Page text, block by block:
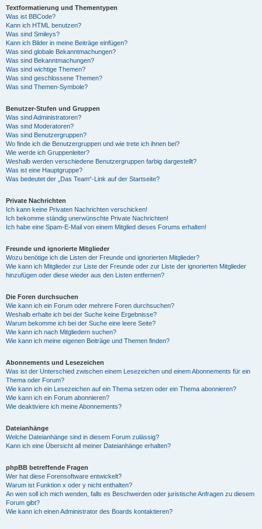
Textformatierung und Thementypen
Was ist BBCode?
Kann ich HTML benutzen?
Was sind Smileys?
Kann ich Bilder in meine Beiträge einfügen?
Was sind globale Bekanntmachungen?
Was sind Bekanntmachungen?
Was sind wichtige Themen?
Was sind geschlossene Themen?
Was sind Themen-Symbole?
Benutzer-Stufen und Gruppen
Was sind Administratoren?
Was sind Moderatoren?
Was sind Benutzergruppen?
Wo finde ich die Benutzergruppen und wie trete ich ihnen bei?
Wie werde ich Gruppenleiter?
Weshalb werden verschiedene Benutzergruppen farbig dargestellt?
Was ist eine Hauptgruppe?
Was bedeutet der „Das Team“-Link auf der Startseite?
Private Nachrichten
Ich kann keine Privaten Nachrichten verschicken!
Ich bekomme ständig unerwünschte Private Nachrichten!
Ich habe eine Spam-E-Mail von einem Mitglied dieses Forums erhalten!
Freunde und ignorierte Mitglieder
Wozu benötige ich die Listen der Freunde und ignorierten Mitglieder?
Wie kann ich Mitglieder zur Liste der Freunde oder zur Liste der ignorierten Mitglieder
hinzufügen oder diese wieder aus den Listen entfernen?
Die Foren durchsuchen
Wie kann ich ein Forum oder mehrere Foren durchsuchen?
Weshalb erhalte ich bei der Suche keine Ergebnisse?
Warum bekomme ich bei der Suche eine leere Seite?
Wie kann ich nach Mitgliedern suchen?
Wie kann ich meine eigenen Beiträge und Themen finden?
Abonnements und Lesezeichen
Was ist der Unterschied zwischen einem Lesezeichen und einem Abonnements für ein
Thema oder Forum?
Wie kann ich ein Lesezeichen auf ein Thema setzen oder ein Thema abonnieren?
Wie kann ich ein Forum abonnieren?
Wie deaktiviere ich meine Abonnements?
Dateianhänge
Welche Dateianhänge sind in diesem Forum zulässig?
Kann ich eine Übersicht all meiner Dateianhänge erhalten?
phpBB betreffende Fragen
Wer hat diese Forensoftware entwickelt?
Warum ist Funktion x oder y nicht enthalten?
An wen soll ich mich wenden, falls es Beschwerden oder juristische Anfragen zu diesem
Forum gibt?
Wie kann ich einen Administrator des Boards kontaktieren?